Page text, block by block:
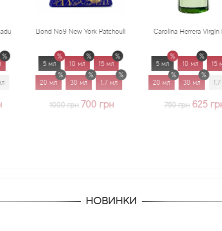
York Patchouli
мл
мл 1.7 мл
Carolina Herrera Virgin Mint
5 мл 10 мл
20 мл 30 мл 1.7 мл
750 грн
Creed
5 мл
20 мл
475
НОВИНКИ